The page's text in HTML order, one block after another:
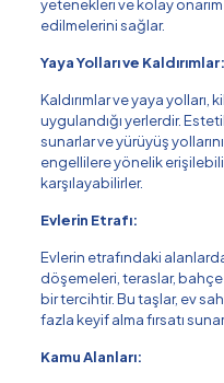
yetenekleri ve kolay
edilmelerini sağlar.
Yaya Yolları ve Kaldırımlar:
Kaldırımlar ve yaya yolları,
uygulandığı yerlerdir.
sunarlar ve yürüyüş
engellilere yönelik
karşılayabilirler.
Evlerin Etrafı:
Evlerin etrafındaki
döşemeleri, teraslar, bahçe
bir tercihtir. Bu taşlar, ev
fazla keyif alma fırsatı
Kamu Alanları: